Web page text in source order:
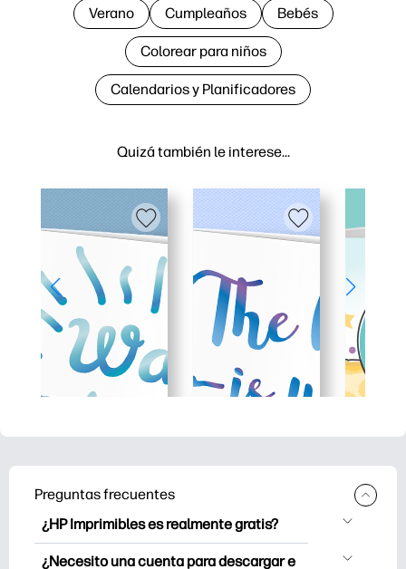
Quizá también le interese…
Verano Cumpleaños Bebés
Colorear para niños
Calendarios y Planificadores
Preguntas frecuentes
¿HP Imprimibles es realmente gratis?
HP Printables ofrece más de 2.500
¿Necesito una cuenta para descargar e